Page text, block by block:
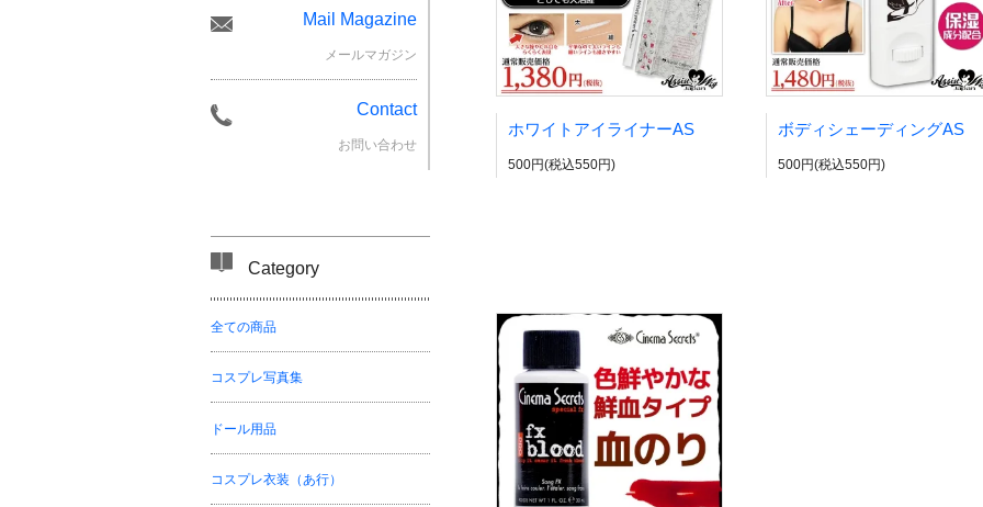
ホワイトアイライナーAS
500円(税込550円)
ボディシェーディングAS
500円(税込550円)
Mail Magazine
メールマガジン
Contact
お問い合わせ
Category
全ての商品
コスプレ写真集
ドール用品
コスプレ衣装（あ行）